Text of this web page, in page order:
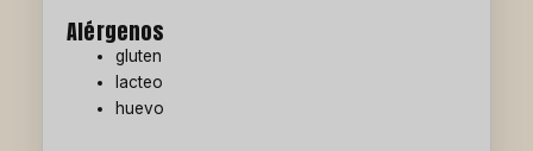
Alérgenos
gluten
lacteo
huevo